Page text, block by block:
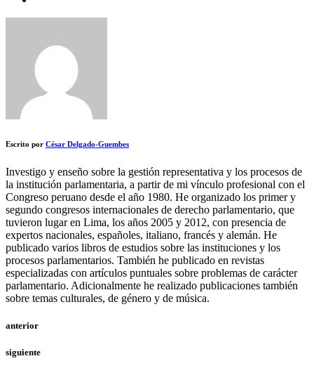
Escrito por César Delgado-Guembes
Investigo y enseño sobre la gestión representativa y los procesos de
la institución parlamentaria, a partir de mi vínculo profesional con el
Congreso peruano desde el año 1980. He organizado los primer y
segundo congresos internacionales de derecho parlamentario, que
tuvieron lugar en Lima, los años 2005 y 2012, con presencia de
expertos nacionales, españoles, italiano, francés y alemán. He
publicado varios libros de estudios sobre las instituciones y los
procesos parlamentarios. También he publicado en revistas
especializadas con artículos puntuales sobre problemas de carácter
parlamentario. Adicionalmente he realizado publicaciones también
sobre temas culturales, de género y de música.
anterior
siguiente